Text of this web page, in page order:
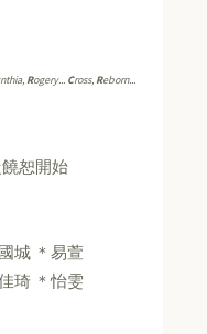
Rogery... Cross, Reborn...
恕開始
城 ＊易萱
琦 ＊怡雯